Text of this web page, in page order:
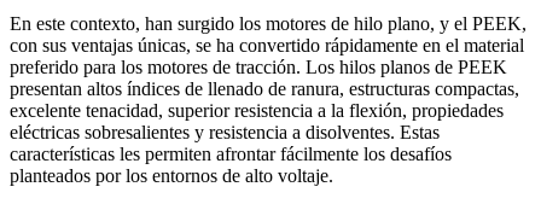
En este contexto, han surgido los motores de hilo plano, y el PEEK,
con sus ventajas únicas, se ha convertido rápidamente en el material
preferido para los motores de tracción. Los hilos planos de PEEK
presentan altos índices de llenado de ranura, estructuras compactas,
excelente tenacidad, superior resistencia a la flexión, propiedades
eléctricas sobresalientes y resistencia a disolventes. Estas
características les permiten afrontar fácilmente los desafíos
planteados por los entornos de alto voltaje.